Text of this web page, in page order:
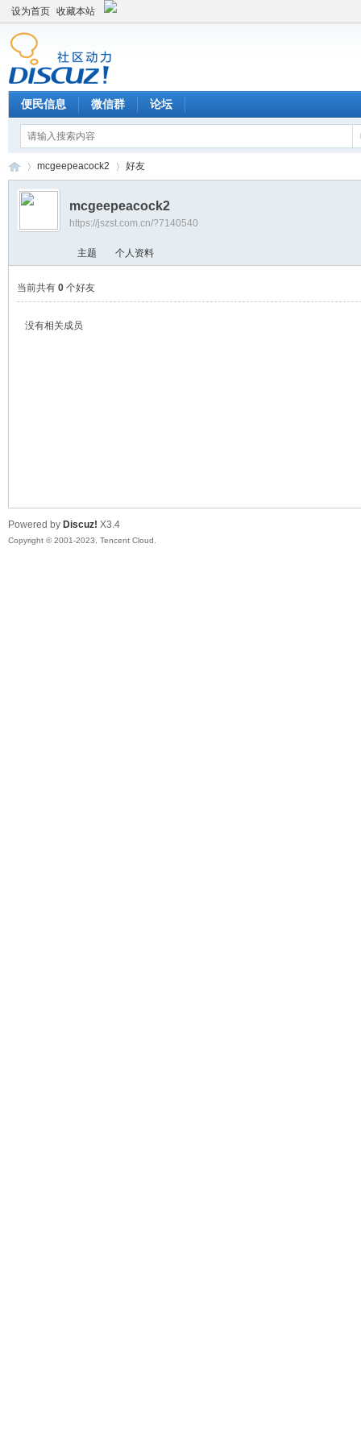
设为首页 收藏本站
便民信息 微信群 论坛
›
mcgeepeacock2 好友
mcgeepeacock2
https://jszst.com.cn/?7140540
主题 个人资料
当前共有 0个好友
没有相关成员
Powered by Discuz! X3.4
Copyright © 2001-2023, Tencent Cloud.